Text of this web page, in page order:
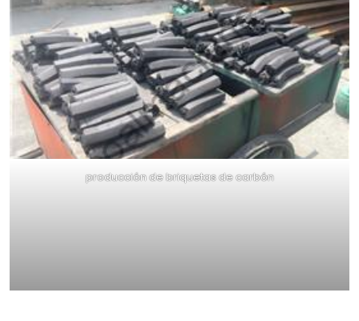
producción de briquetas de carbón